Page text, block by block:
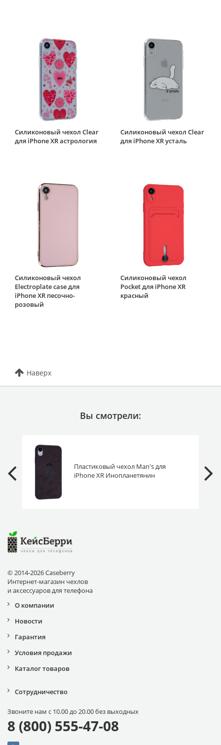
Силиконовый чехол Clear
для iPhone XR астрология
Силиконовый чехол Clear
для iPhone XR усталь
Силиконовый чехол
Electroplate case для
iPhone XR песочно-
розовый
Силиконовый чехол
Pocket для iPhone XR
красный
Наверх
Вы смотрели:
Пластиковый чехол Man's для
iPhone XR Инопланетянин
© 2014-2026 Caseberry
Интернет-магазин чехлов
и аксессуаров для телефона
О компании
Новости
Гарантия
Условия продажи
Каталог товаров
Сотрудничество
Звоните нам с 10.00 до 20.00 без выходных
8 (800) 555-47-08